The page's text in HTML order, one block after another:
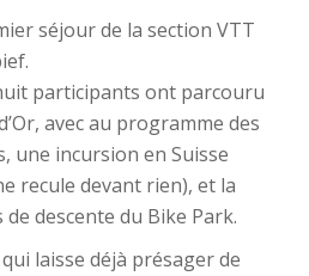
séjour de la section VTT
participants ont parcouru
avec au programme des
une incursion en Suisse
recule devant rien), et la
descente du Bike Park.
laisse déjà présager de